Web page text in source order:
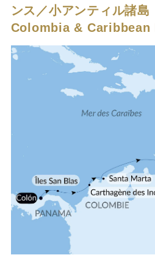
ンス／小アンティル諸島
Colombia & Caribbean